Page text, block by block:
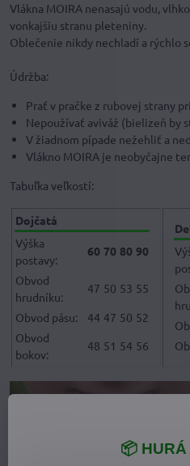
Vlákna MOIRA nenasajú vodu,
vonkajšiu stranu pleteniny.
Oblečenie nikdy nechladí a rýchlo
Údržba:
Prať v pračke z rubovej strany
Nepoužívať aviváž (bielizeň by
V žiadnom pípade nežehliť a
Vlákno MOIRA je neobyčajne
Tabuľka veľkostí:
Dojčatá
Výška
postavy:
60 70 80 90
Obvod
hrudníku:
47 50 53 55
Obvod pásu:
44 47 50 52
Obvod
bokov:
48 51 54 56
📦